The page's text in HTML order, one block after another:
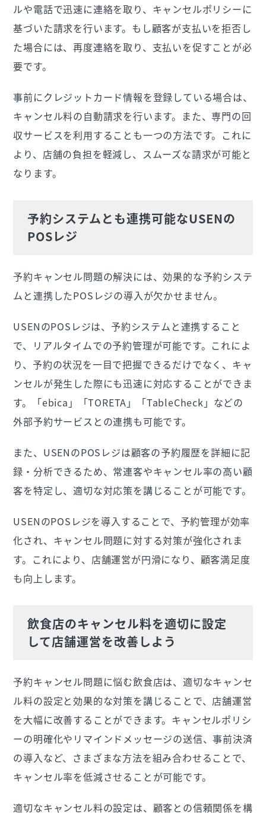
ルや電話で迅速に連絡を取り、キャンセルポリシーに
基づいた請求を行います。もし顧客が支払いを拒否し
た場合には、再度連絡を取り、支払いを促すことが必
要です。
事前にクレジットカード情報を登録している場合は、
キャンセル料の自動請求を行います。また、専門の回
収サービスを利用することも一つの方法です。これに
より、店舗の負担を軽減し、スムーズな請求が可能と
なります。
予約システムとも連携可能なUSENの
POSレジ
予約キャンセル問題の解決には、効果的な予約システ
ムと連携したPOSレジの導入が欠かせません。
USENのPOSレジは、予約システムと連携すること
で、リアルタイムでの予約管理が可能です。これによ
り、予約の状況を一目で把握できるだけでなく、キャ
ンセルが発生した際にも迅速に対応することができま
す。「ebica」「TORETA」「TableCheck」などの
外部予約サービスとの連携も可能です。
また、USENのPOSレジは顧客の予約履歴を詳細に記
録・分析できるため、常連客やキャンセル率の高い顧
客を特定し、適切な対応策を講じることが可能です。
USENのPOSレジを導入することで、予約管理が効率
化され、キャンセル問題に対する対策が強化されま
す。これにより、店舗運営が円滑になり、顧客満足度
も向上します。
飲食店のキャンセル料を適切に設定
して店舗運営を改善しよう
予約キャンセル問題に悩む飲食店は、適切なキャンセ
ル料の設定と効果的な対策を講じることで、店舗運営
を大幅に改善することができます。キャンセルポリシ
ーの明確化やリマインドメッセージの送信、事前決済
の導入など、さまざまな方法を組み合わせることで、
キャンセル率を低減させることが可能です。
適切なキャンセル料の設定は、顧客との信頼関係を構